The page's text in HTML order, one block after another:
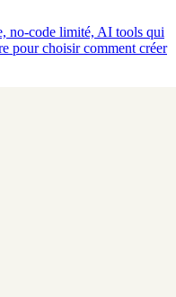
no-code limité, AI tools qui
pour choisir comment créer